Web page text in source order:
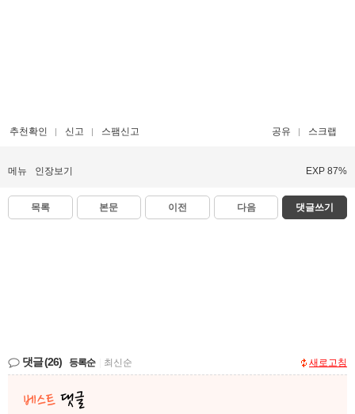
추천확인 신고 스팸신고 공유 스크랩
메뉴 인장보기 EXP 87%
목록 본문 이전 다음 댓글쓰기
댓글(26) 등록순 최신순 새로고침